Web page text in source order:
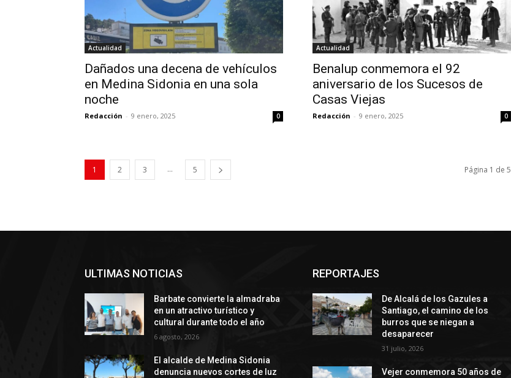
Actualidad
Dañados una decena de vehículos
en Medina Sidonia en una sola
noche
Redacción - 9 enero, 2025 0
Actualidad
Benalup conmemora el 92
aniversario de los Sucesos de
Casas Viejas
Redacción - 9 enero, 2025 0
1 2 3 ... 5 Página 1 de 5
ULTIMAS NOTICIAS
Barbate convierte la almadraba
en un atractivo turístico y
cultural durante todo el año
6 agosto, 2026
El alcalde de Medina Sidonia
denuncia nuevos cortes de luz
REPORTAJES
De Alcalá de los Gazules a
Santiago, el camino de los
burros que se niegan a
desaparecer
31 julio, 2026
Vejer conmemora 50 años de